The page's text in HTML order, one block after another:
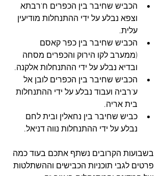
הכביש שחיבר בין הכפרים ח'רבתא
וצפא נבלע על ידי ההתנחלות מודיעין
עלית.
הכביש שחיבר בין כפר קאסם
(ממערב לקו הירוק והכפרים מסחה
ובדיא נבלע על ידי ההתנחלות אלקנה.
הכביש שחיבר בין הכפרים לובן אל
ע'רביה ועבוד נבלע על ידי ההתנחלות
בית אריה.
כביש שחיבר בין נחאלין ובית לחם
נבלע על ידי ההתנחלות נווה דניאל.
בשבועות הקרובים נשתף אתכם בעוד כמה
פרטים לגבי תוכניות הכבישים וההשתלטות